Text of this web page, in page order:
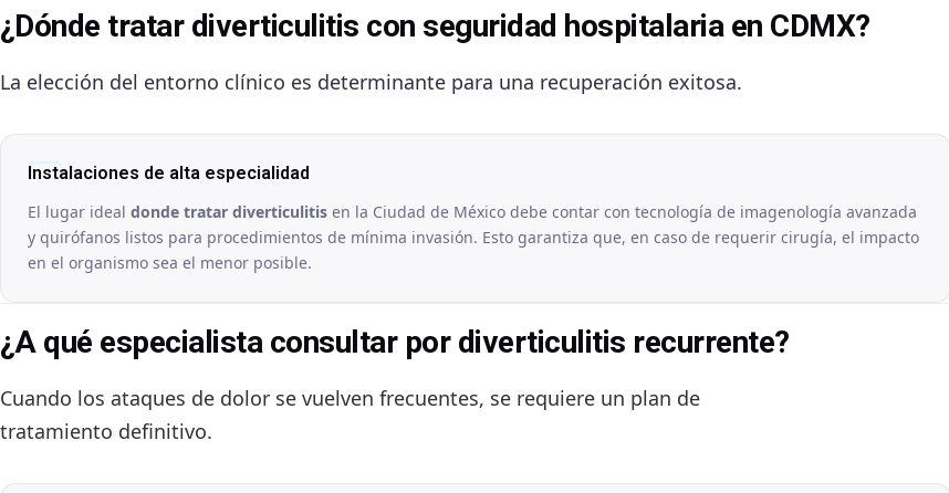
¿Dónde tratar diverticulitis con seguridad hospitalaria en CDMX?
La elección del entorno clínico es determinante para una recuperación exitosa.
Instalaciones de alta especialidad
El lugar ideal donde tratar diverticulitis en la Ciudad de México debe contar con tecnología de imagenología avanzada
y quirófanos listos para procedimientos de mínima invasión. Esto garantiza que, en caso de requerir cirugía, el impacto
en el organismo sea el menor posible.
¿A qué especialista consultar por diverticulitis recurrente?
Cuando los ataques de dolor se vuelven frecuentes, se requiere un plan de
tratamiento definitivo.